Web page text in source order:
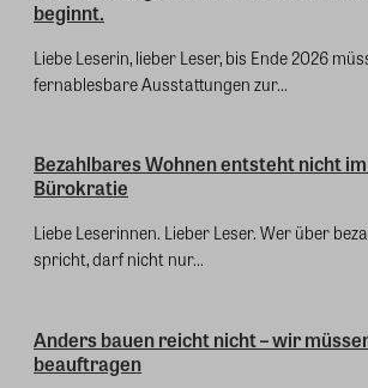
beginnt.
Liebe Leserin, lieber Leser, bis Ende 2026
fernablesbare Ausstattungen zur...
Bezahlbares Wohnen entsteht nicht
Bürokratie
Liebe Leserinnen. Lieber Leser. Wer über
spricht, darf nicht nur...
Anders bauen reicht nicht – wir
beauftragen